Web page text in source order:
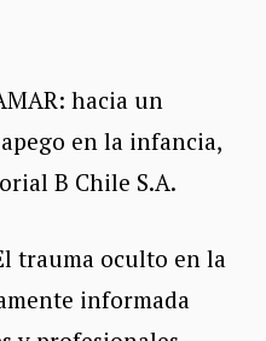
hacia un
en la infancia,
B Chile S.A.
trauma oculto en la
informada